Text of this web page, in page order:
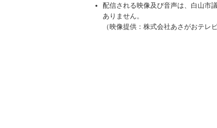
配信される映像及び音声は、白山市
ありません。
（映像提供：株式会社あさがおテレビ